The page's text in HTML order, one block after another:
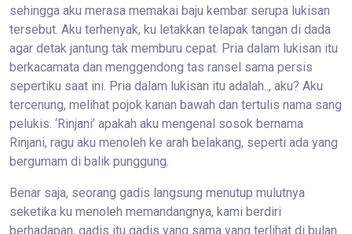
sehingga aku merasa memakai baju kembar serupa lukisan
tersebut. Aku terhenyak, ku letakkan telapak tangan di dada
agar detak jantung tak memburu cepat. Pria dalam lukisan itu
berkacamata dan menggendong tas ransel sama persis
sepertiku saat ini. Pria dalam lukisan itu adalah.., aku? Aku
tercenung, melihat pojok kanan bawah dan tertulis nama sang
pelukis. ‘Rinjani’ apakah aku mengenal sosok bernama
Rinjani, ragu aku menoleh ke arah belakang, seperti ada yang
bergumam di balik punggung.
Benar saja, seorang gadis langsung menutup mulutnya
seketika ku menoleh memandangnya, kami berdiri
berhadapan, gadis itu gadis yang sama yang terlihat di bulan